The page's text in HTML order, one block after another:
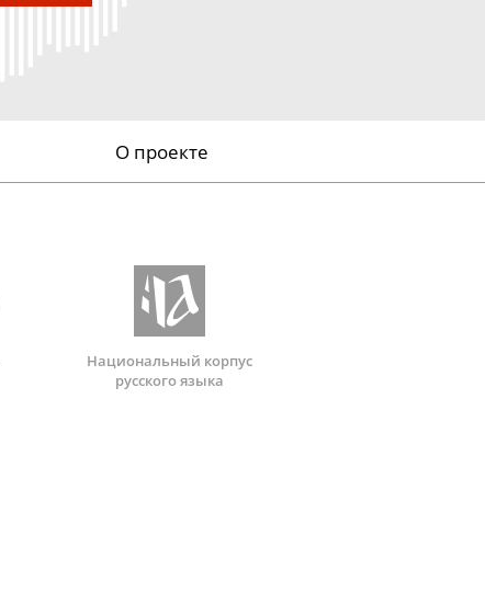
О проекте
Национальный корпус
русского языка